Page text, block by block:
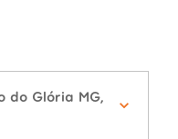
do Glória MG,